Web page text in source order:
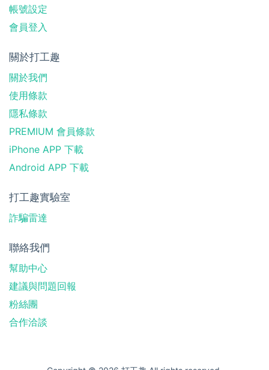
帳號設定
會員登入
關於打工趣
關於我們
使用條款
隱私條款
PREMIUM 會員條款
iPhone APP 下載
Android APP 下載
打工趣實驗室
詐騙雷達
聯絡我們
幫助中心
建議與問題回報
粉絲團
合作洽談